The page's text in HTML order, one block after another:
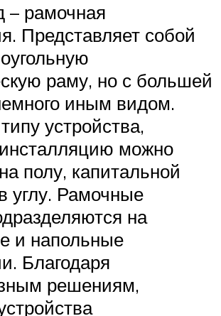
– рамочная
Представляет собой
раму, но с большей
иным видом.
устройства,
можно
полу, капитальной
углу. Рамочные
на
и напольные
Благодаря
решениям,